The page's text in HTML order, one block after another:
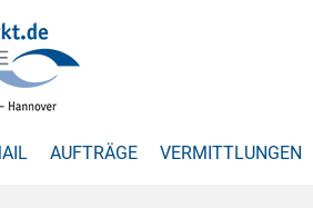
AUFTRÄGE VERMITTLUNGEN